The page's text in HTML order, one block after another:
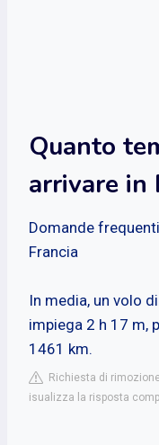
Quanto
arrivare in
Domande
Francia
In media, un volo
impiega 2 h 17 m,
1461 km.
Richiesta di
isualizza la risposta